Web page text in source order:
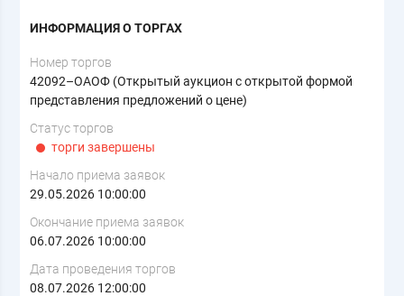
ИНФОРМАЦИЯ О ТОРГАХ
Номер торгов
42092–ОАОФ (Открытый аукцион с открытой формой
представления предложений о цене)
Статус торгов
торги завершены
Начало приема заявок
29.05.2026 10:00:00
Окончание приема заявок
06.07.2026 10:00:00
Дата проведения торгов
08.07.2026 12:00:00